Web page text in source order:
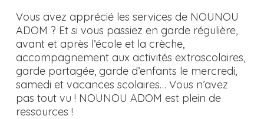
Vous avez apprécié les services de NOUNOU
ADOM ? Et si vous passiez en garde régulière,
avant et après l’école et la crèche,
accompagnement aux activités extrascolaires,
garde partagée, garde d’enfants le mercredi,
samedi et vacances scolaires… Vous n’avez
pas tout vu ! NOUNOU ADOM est plein de
ressources !